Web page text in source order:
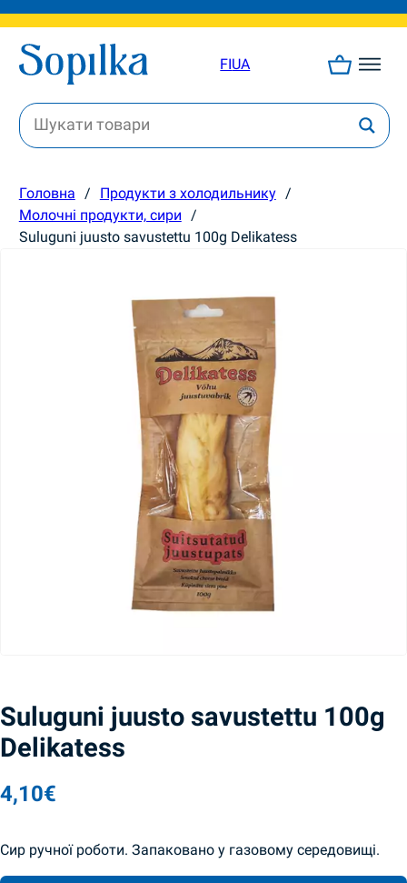
FIUA
Головна / Продукти з холодильнику /
Молочні продукти, сири /
Suluguni juusto savustettu 100g Delikatess
Suluguni juusto savustettu 100g
Delikatess
4,10€
Сир ручної роботи. Запаковано у газовому середовищі.